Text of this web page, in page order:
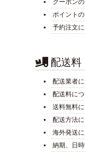
クーポン
ポイント
予約注文
配送料
配送業者
配送料に
送料無料
配送方法
海外発送
納期、日